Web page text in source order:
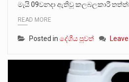
මැයි 09වනදා ඇතිවූ කලබලකාරී
READ MORE
Posted in දේශීය පුවත්